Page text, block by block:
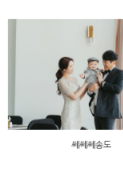
쎄쎄쎄송도